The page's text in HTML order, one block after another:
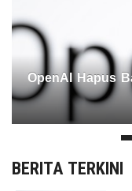
OpenAI Hapus
BERITA TERKINI